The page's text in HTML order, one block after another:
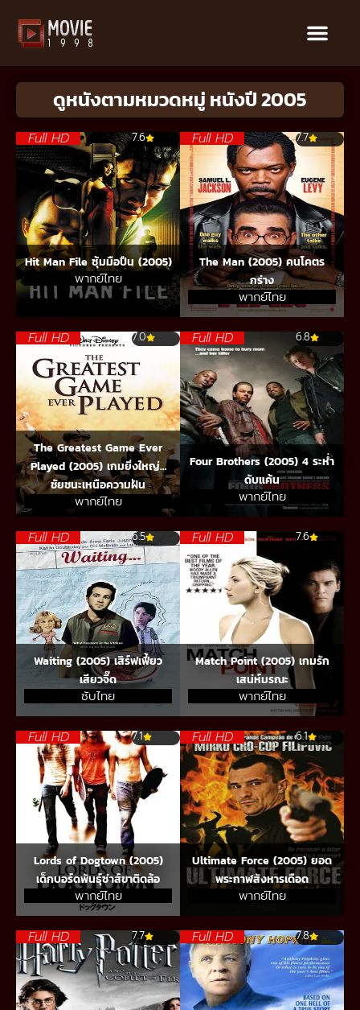
ดูหนังตามหมวดหมู่ หนังปี 2005
Full HD 7.6
Hit Man File ซุ้มมือปืน (2005)
พากย์ไทย
Full HD 7.7
The Man (2005) คนโคตร
กร่าง
พากย์ไทย
Full HD 7.0
The Greatest Game Ever
Played (2005) เกมยิ่งใหญ่…
ชัยชนะเหนือความฝัน
พากย์ไทย
Full HD 6.8
Four Brothers (2005) 4 ระห่ำ
ดับแค้น
พากย์ไทย
Full HD 6.5
Waiting (2005) เสิร์ฟเฟี้ยว
เสียวจี๊ด
ซับไทย
Full HD 7.6
Match Point (2005) เกมรัก
เสน่ห์มรณะ
พากย์ไทย
Full HD 7.1
Lords of Dogtown (2005)
เด็กบอร์ดพันธุ์ซ่าส์ขาติดล้อ
พากย์ไทย
Full HD 6.1
Ultimate Force (2005) ยอด
พระกาฬสังหารเดือด
พากย์ไทย
Full HD 7.7 Full HD 7.8